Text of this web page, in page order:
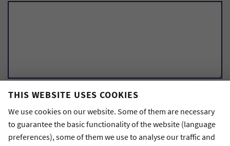
THIS WEBSITE USES COOKIES
We use cookies on our website. Some of them are necessary
to guarantee the basic functionality of the website (language
preferences), some of them we use to analyse our traffic and
Anti-Robot Verification
FriendlyCaptcha ⇗
ABSENDEN